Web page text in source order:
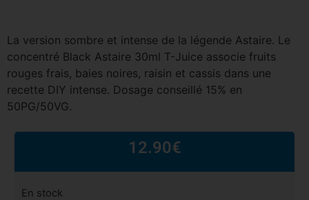
La version sombre et intense de la légende Astaire. Le
concentré Black Astaire 30ml T-Juice associe fruits
rouges frais, baies noires, raisin et cassis dans une
recette DIY intense. Dosage conseillé 15% en
50PG/50VG.
12.90€
En stock